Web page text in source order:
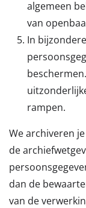
algemeen
van
In
rampen.
We archiveren
de
dan de
van de